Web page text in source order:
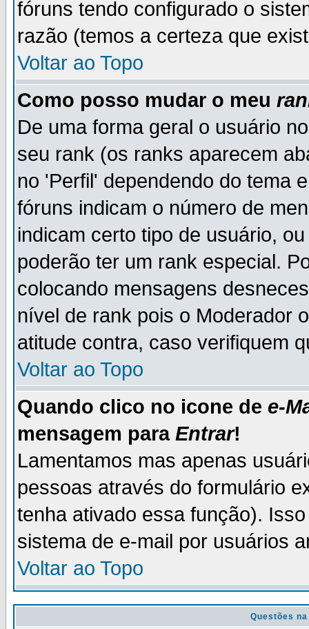
fóruns tendo configurado o
razão (temos a certeza que
Voltar ao Topo
Como posso mudar o meu
De uma forma geral o usuário
seu rank (os ranks aparecem
no 'Perfil' dependendo do tema
fóruns indicam o número de
indicam certo tipo de usuário,
poderão ter um rank especial.
colocando mensagens
nível de rank pois o Moderador
atitude contra, caso verifiquem
Voltar ao Topo
Quando clico no icone de e-
mensagem para Entrar!
Lamentamos mas apenas
pessoas através do formulário
tenha ativado essa função).
sistema de e-mail por usuários
Voltar ao Topo
Questões